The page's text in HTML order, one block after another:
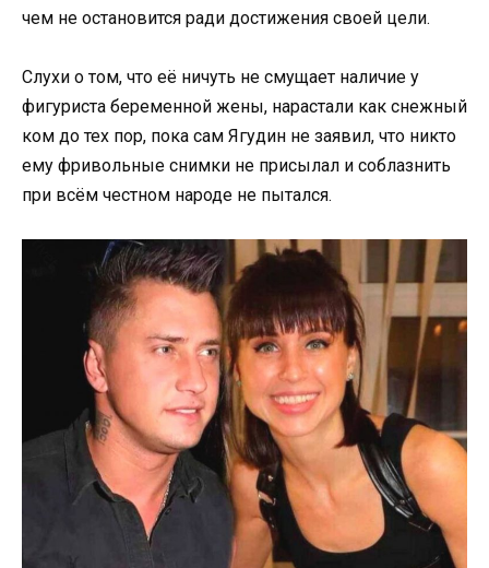
чем не остановится ради достижения своей цели.
Слухи о том, что её ничуть не смущает наличие у
фигуриста беременной жены, нарастали как снежный
ком до тех пор, пока сам Ягудин не заявил, что никто
ему фривольные снимки не присылал и соблазнить
при всём честном народе не пытался.